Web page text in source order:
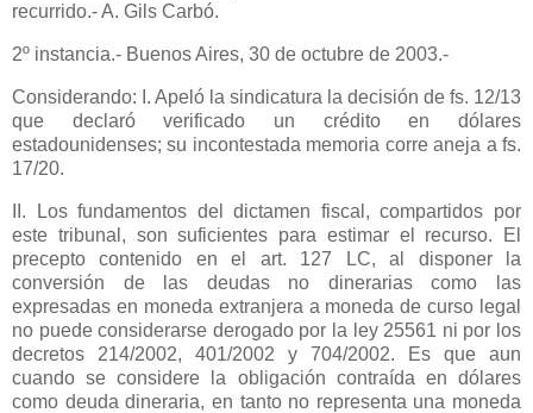
recurrido.- A. Gils Carbó.
2º instancia.- Buenos Aires, 30 de octubre de 2003.-
Considerando: I. Apeló la sindicatura la decisión de fs. 12/13
que declaró verificado un crédito en dólares
estadounidenses; su incontestada memoria corre aneja a fs.
17/20.
II. Los fundamentos del dictamen fiscal, compartidos por
este tribunal, son suficientes para estimar el recurso. El
precepto contenido en el art. 127 LC, al disponer la
conversión de las deudas no dinerarias como las
expresadas en moneda extranjera a moneda de curso legal
no puede considerarse derogado por la ley 25561 ni por los
decretos 214/2002, 401/2002 y 704/2002. Es que aun
cuando se considere la obligación contraída en dólares
como deuda dineraria, en tanto no representa una moneda